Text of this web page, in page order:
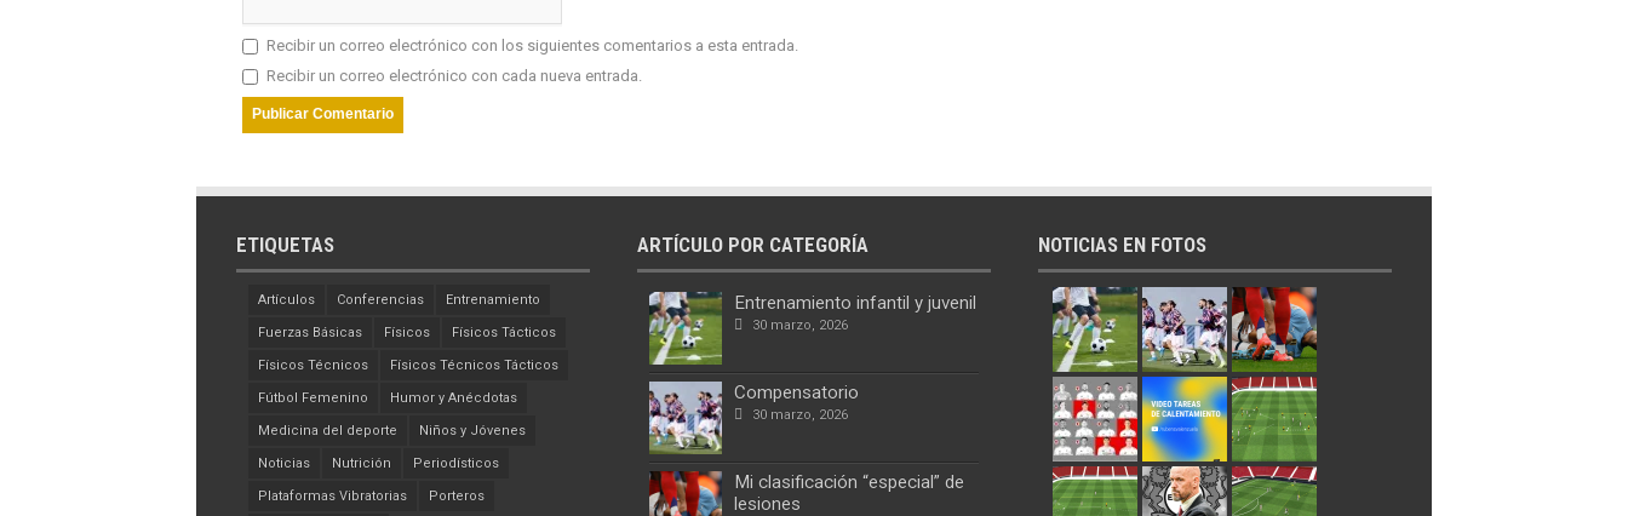
Recibir un correo electrónico con los siguientes comentarios a esta entrada.
Recibir un correo electrónico con cada nueva entrada.
ETIQUETAS
Artículos Conferencias Entrenamiento
Fuerzas Básicas Físicos Físicos Tácticos
Físicos Técnicos Físicos Técnicos Tácticos
Fútbol Femenino Humor y Anécdotas
Medicina del deporte Niños y Jóvenes
Noticias Nutrición Periodísticos
Plataformas Vibratorias Porteros
ARTÍCULO POR CATEGORÍA
Entrenamiento infantil y juvenil
30 marzo, 2026
Compensatorio
30 marzo, 2026
Mi clasificación “especial” de
lesiones
NOTICIAS EN FOTOS